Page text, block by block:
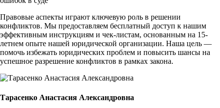
Правовые аспекты играют ключевую роль в решении
конфликтов. Мы предоставляем бесплатный доступ к нашим
эффективным инструкциям и чек-листам, основанным на 15-
летнем опыте нашей юридической организации. Наша цель —
помочь избежать юридических проблем и повысить шансы на
успешное разрешение конфликтов в рамках закона.
Тарасенко Анастасия Александровна